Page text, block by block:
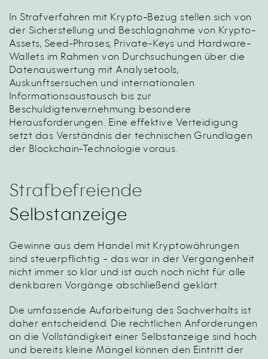
In Strafverfahren mit Krypto-Bezug stellen sich von
der Sicherstellung und Beschlagnahme von Krypto-
Assets, Seed-Phrases, Private-Keys und Hardware-
Wallets im Rahmen von Durchsuchungen über die
Datenauswertung mit Analysetools,
Auskunftsersuchen und internationalen
Informationsaustausch bis zur
Beschuldigtenvernehmung besondere
Herausforderungen. Eine effektive Verteidigung
setzt das Verständnis der technischen Grundlagen
der Blockchain-Technologie voraus.
Strafbefreiende
Selbstanzeige
Gewinne aus dem Handel mit Kryptowährungen
sind steuerpflichtig - das war in der Vergangenheit
nicht immer so klar und ist auch noch nicht für alle
denkbaren Vorgänge abschließend geklärt.
Die umfassende Aufarbeitung des Sachverhalts ist
daher entscheidend. Die rechtlichen Anforderungen
an die Vollständigkeit einer Selbstanzeige sind hoch
und bereits kleine Mängel können den Eintritt der